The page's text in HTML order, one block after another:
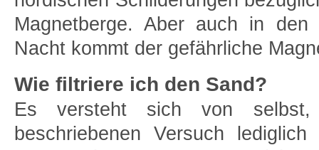
Magnetberge. Aber auch in den
Nacht kommt der gefährliche
Wie filtriere ich den Sand?
Es versteht sich von
beschriebenen Versuch